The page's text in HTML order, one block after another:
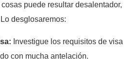
puede resultar desalentador,
desglosaremos:
Investigue los requisitos de visa
con mucha antelación.